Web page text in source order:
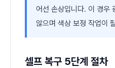
어선 손상입니다. 이 경우
않으며 색상 보정 작업이
셀프 복구 5단계 절차